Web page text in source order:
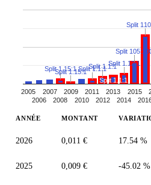
2005
2006
2007
2008
2009
2010
2011
2012
2013
2014
2015
Split 1.15:1
Split 1.15:1Split 1.1:1
Split 1.1:1
Split 1.1:1
Split 1.12:1
Split
Split
ANNÉE MONTANT
2026 0,011 € 17.54 %
2025 0,009 € -45.02 %